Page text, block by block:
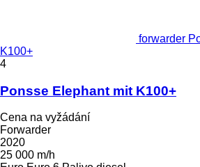
forwarder
K100+
4
Ponsse Elephant mit K100+
Cena na vyžádání
Forwarder
2020
25 000 m/h